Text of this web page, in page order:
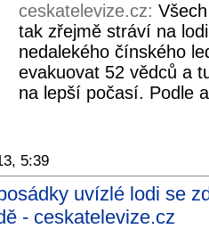
ceskatelevize.cz:
tak zřejmě stráví na
nedalekého čínského
evakuovat 52 vědců a
na lepší počasí. Podle
5:39
uvízlé lodi se
- ceskatelevize.cz